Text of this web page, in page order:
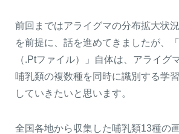
前回まではアライグマの分布拡大状
を前提に、話を進めてきましたが、
（.Ptファイル）」自体は、アライグ
哺乳類の複数種を同時に識別する学
していきたいと思います。
全国各地から収集した哺乳類13種の